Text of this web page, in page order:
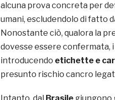
alcuna prova concreta per
umani, escludendolo di fatto
Nonostante ciò, qualora la
dovesse essere confermata,
introducendo etichette e
presunto rischio cancro